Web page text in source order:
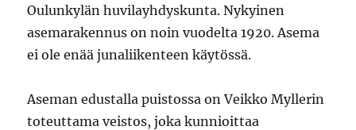
Oulunkylän huvilayhdyskunta. Nykyinen
asemarakennus on noin vuodelta 1920. Asema
ei ole enää junaliikenteen käytössä.
Aseman edustalla puistossa on Veikko Myllerin
toteuttama veistos, joka kunnioittaa